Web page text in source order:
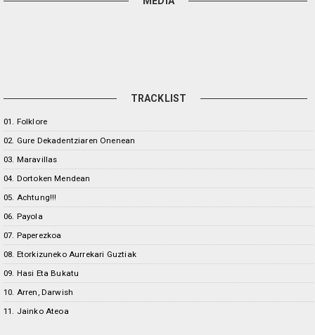
TRACKLIST
01. Folklore
02. Gure Dekadentziaren Onenean
03. Maravillas
04. Dortoken Mendean
05. Achtung!!!
06. Payola
07. Paperezkoa
08. Etorkizuneko Aurrekari Guztiak
09. Hasi Eta Bukatu
10. Arren, Darwish
11. Jainko Ateoa